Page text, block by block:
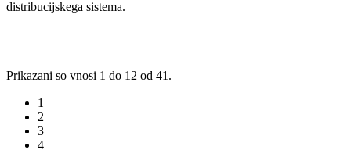
distribucijskega sistema.
Prikazani so vnosi 1 do 12 od 41.
1
2
3
4